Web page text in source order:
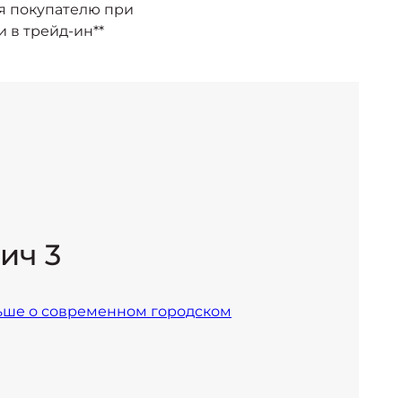
покупателю при
в трейд-ин**
3
о современном городском